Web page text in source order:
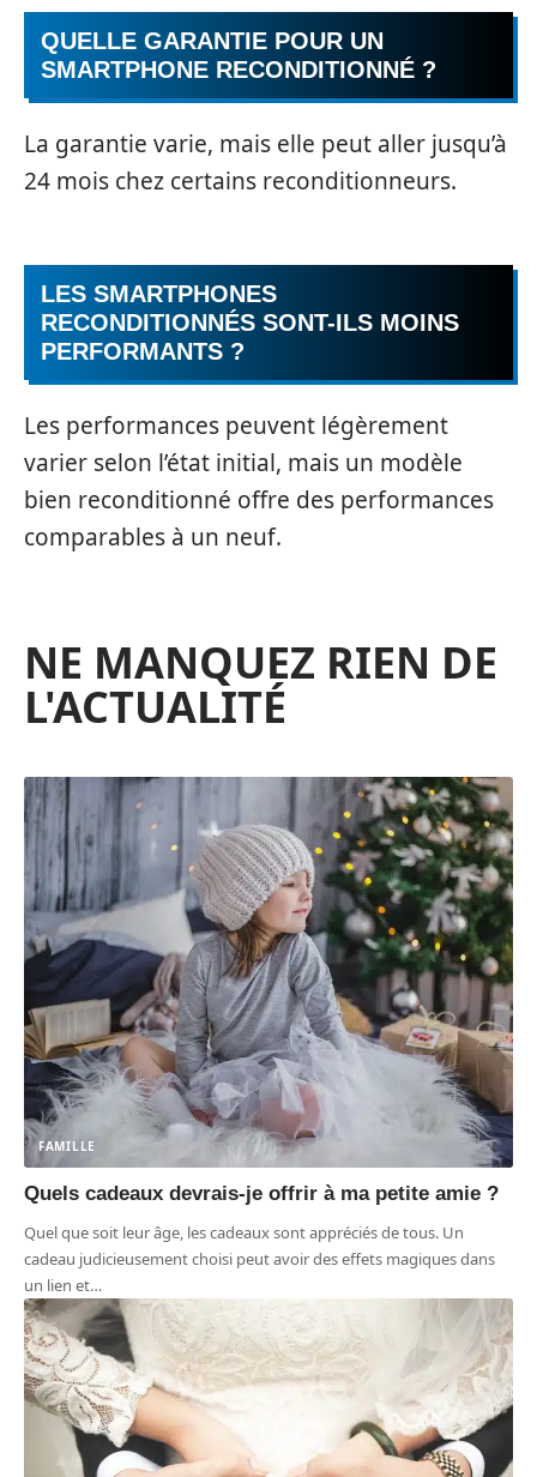
QUELLE GARANTIE POUR UN
SMARTPHONE RECONDITIONNÉ ?
La garantie varie, mais elle peut aller jusqu’à
24 mois chez certains reconditionneurs.
LES SMARTPHONES
RECONDITIONNÉS SONT-ILS MOINS
PERFORMANTS ?
Les performances peuvent légèrement
varier selon l’état initial, mais un modèle
bien reconditionné offre des performances
comparables à un neuf.
NE MANQUEZ RIEN DE
L'ACTUALITÉ
FAMILLE
Quels cadeaux devrais-je offrir à ma petite amie ?
Quel que soit leur âge, les cadeaux sont appréciés de tous. Un
cadeau judicieusement choisi peut avoir des effets magiques dans
un lien et…